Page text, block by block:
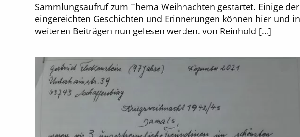
Sammlungsaufruf zum Thema Weihnachten gestartet. Einige der
eingereichten Geschichten und Erinnerungen können hier und in
weiteren Beiträgen nun gelesen werden. von Reinhold […]